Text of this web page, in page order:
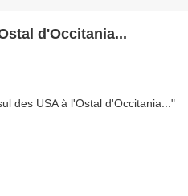
d'Occitania...